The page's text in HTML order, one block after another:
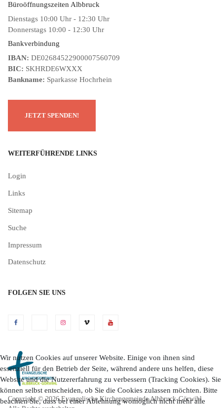
Büroöffnungszeiten Albbruck
Dienstags 10:00 Uhr - 12:30 Uhr
Donnerstags 10:00 - 12:30 Uhr
Bankverbindung
IBAN: DE02684522900007560709
BIC: SKHRDE6WXXX
Bankname: Sparkasse Hochrhein
WEITERFÜHRENDE LINKS
Login
Links
Sitemap
Suche
Impressum
Datenschutz
FOLGEN SIE UNS
Copyright © 2026 Evangelische Kirchengemeinde Albbruck-Görwihl.
Wir nutzen Cookies auf unserer Website. Einige von ihnen sind
essenziell für den Betrieb der Seite, während andere uns helfen, diese
Website und die Nutzererfahrung zu verbessern (Tracking Cookies). Sie
können selbst entscheiden, ob Sie die Cookies zulassen möchten. Bitte
beachten Sie, dass bei einer Ablehnung womöglich nicht mehr alle